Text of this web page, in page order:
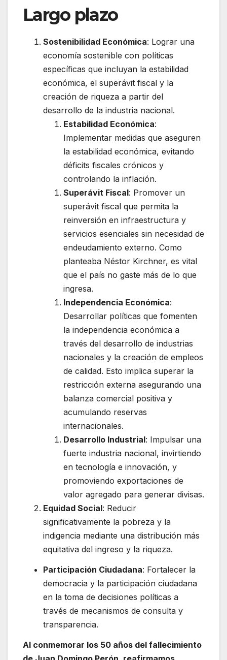
Largo plazo
Sostenibilidad Económica: Lograr una
economía sostenible con políticas
específicas que incluyan la estabilidad
económica, el superávit fiscal y la
creación de riqueza a partir del
desarrollo de la industria nacional.
Estabilidad Económica:
Implementar medidas que aseguren
la estabilidad económica, evitando
déficits fiscales crónicos y
controlando la inflación.
Superávit Fiscal: Promover un
superávit fiscal que permita la
reinversión en infraestructura y
servicios esenciales sin necesidad de
endeudamiento externo. Como
planteaba Néstor Kirchner, es vital
que el país no gaste más de lo que
ingresa.
Independencia Económica:
Desarrollar políticas que fomenten
la independencia económica a
través del desarrollo de industrias
nacionales y la creación de empleos
de calidad. Esto implica superar la
restricción externa asegurando una
balanza comercial positiva y
acumulando reservas
internacionales.
Desarrollo Industrial: Impulsar una
fuerte industria nacional, invirtiendo
en tecnología e innovación, y
promoviendo exportaciones de
valor agregado para generar divisas.
Equidad Social: Reducir
significativamente la pobreza y la
indigencia mediante una distribución más
equitativa del ingreso y la riqueza.
Participación Ciudadana: Fortalecer la
democracia y la participación ciudadana
en la toma de decisiones políticas a
través de mecanismos de consulta y
transparencia.
Al conmemorar los 50 años del fallecimiento